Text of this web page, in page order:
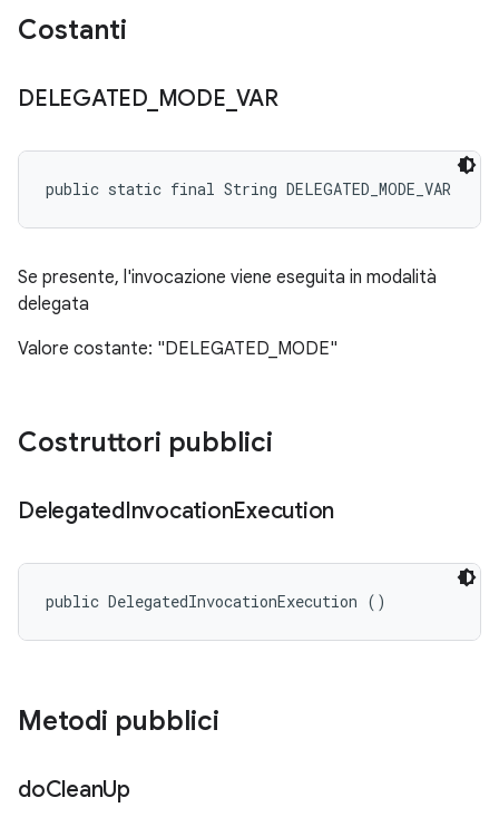
Costanti
DELEGATED_ MODE _VAR
public static final String DELEGATED_MODE_VAR
Se presente, l'invocazione viene eseguita in modalità
delegata
Valore costante: "DELEGATED_MODE"
Costruttori pubblici
DelegatedInvocationExecution
public DelegatedInvocationExecution ()
Metodi pubblici
doCleanUp